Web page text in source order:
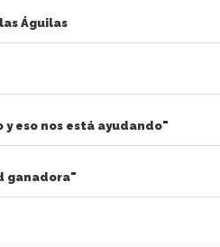
Águilas
y eso nos está ayudando"
ganadora"